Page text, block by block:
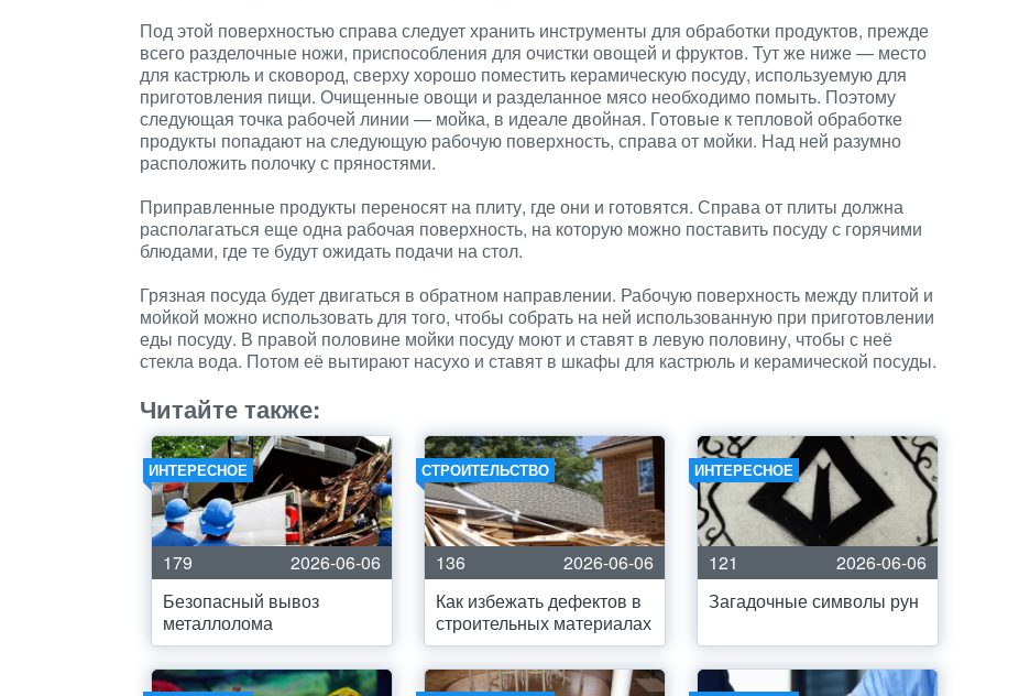
Под этой поверхностью справа следует хранить инструменты для обработки продуктов, прежде
всего разделочные ножи, приспособления для очистки овощей и фруктов. Тут же ниже — место
для кастрюль и сковород, сверху хорошо поместить керамическую посуду, используемую для
приготовления пищи. Очищенные овощи и разделанное мясо необходимо помыть. Поэтому
следующая точка рабочей линии — мойка, в идеале двойная. Готовые к тепловой обработке
продукты попадают на следующую рабочую поверхность, справа от мойки. Над ней разумно
расположить полочку с пряностями.
Приправленные продукты переносят на плиту, где они и готовятся. Справа от плиты должна
располагаться еще одна рабочая поверхность, на которую можно поставить посуду с горячими
блюдами, где те будут ожидать подачи на стол.
Грязная посуда будет двигаться в обратном направлении. Рабочую поверхность между плитой и
мойкой можно использовать для того, чтобы собрать на ней использованную при приготовлении
еды посуду. В правой половине мойки посуду моют и ставят в левую половину, чтобы с неё
стекла вода. Потом её вытирают насухо и ставят в шкафы для кастрюль и керамической посуды.
Читайте также:
ИНТЕРЕСНОЕ
179
2026-06-06
Безопасный вывоз
металлолома
СТРОИТЕЛЬСТВО
136
2026-06-06
Как избежать дефектов в
строительных материалах
ИНТЕРЕСНОЕ
121
2026-06-06
Загадочные символы рун